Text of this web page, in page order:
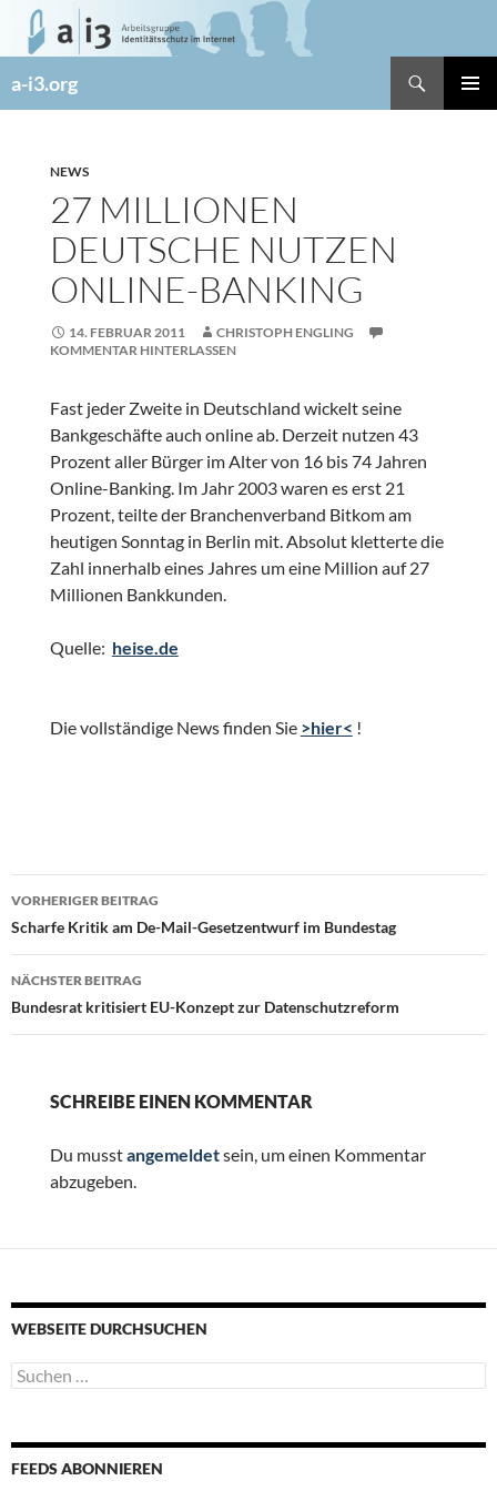
Zum
Inhalt
a-i3.org
NEWS
27 MILLIONEN
DEUTSCHE NUTZEN
ONLINE-BANKING
14. FEBRUAR 2011
CHRISTOPH ENGLING
KOMMENTAR HINTERLASSEN
Fast jeder Zweite in Deutschland wickelt seine
Bankgeschäfte auch online ab. Derzeit nutzen 43
Prozent aller Bürger im Alter von 16 bis 74 Jahren
Online-Banking. Im Jahr 2003 waren es erst 21
Prozent, teilte der Branchenverband Bitkom am
heutigen Sonntag in Berlin mit. Absolut kletterte die
Zahl innerhalb eines Jahres um eine Million auf 27
Millionen Bankkunden.
Quelle: heise.de
Die vollständige News finden Sie >hier< !
Beitragsnavigation
VORHERIGER BEITRAG
Scharfe Kritik am De-Mail-Gesetzentwurf im Bundestag
NÄCHSTER BEITRAG
Bundesrat kritisiert EU-Konzept zur Datenschutzreform
SCHREIBE EINEN KOMMENTAR
Du musstangemeldetsein, um einen Kommentar
abzugeben.
WEBSEITE DURCHSUCHEN
Suchen
nach:
FEEDS ABONNIEREN